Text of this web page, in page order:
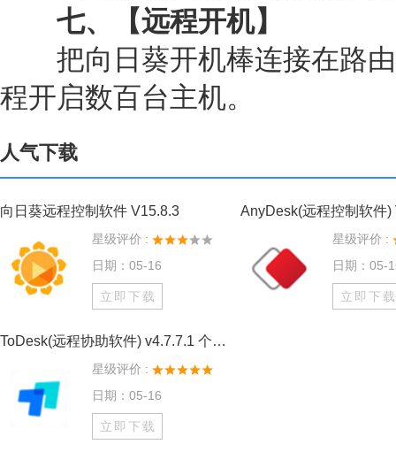
七、【远程开机】
把向日葵开机棒连接在路由
程开启数百台主机。
人气下载
向日葵远程控制软件 V15.8.3
星级评价 :
日期：05-16
立即下载
AnyDesk(远程控制软件)
星级评价 :
日期：05-
立即下载
ToDesk(远程协助软件) v4.7.7.1 个人免费版
星级评价 :
日期：05-16
立即下载